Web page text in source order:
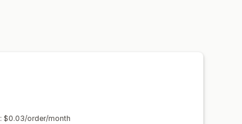
$0.03/order/month